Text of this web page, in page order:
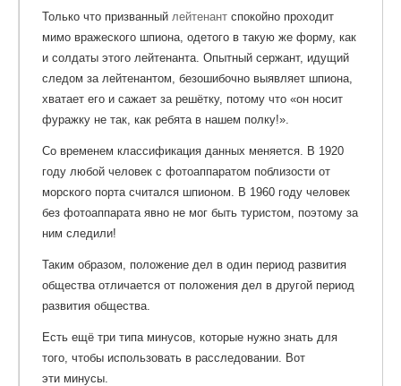
Только что призванный лейтенант спокойно проходит
мимо вражеского шпиона, одетого в такую же форму, как
и солдаты этого лейтенанта. Опытный сержант, идущий
следом за лейтенантом, безошибочно выявляет шпиона,
хватает его и сажает за решётку, потому что «он носит
фуражку не так, как ребята в нашем полку!».
Со временем классификация данных меняется. В 1920
году любой человек с фотоаппаратом поблизости от
морского порта считался шпионом. В 1960 году человек
без фотоаппарата явно не мог быть туристом, поэтому за
ним следили!
Таким образом, положение дел в один период развития
общества отличается от положения дел в другой период
развития общества.
Есть ещё три типа минусов, которые нужно знать для
того, чтобы использовать в расследовании. Вот
эти минусы.